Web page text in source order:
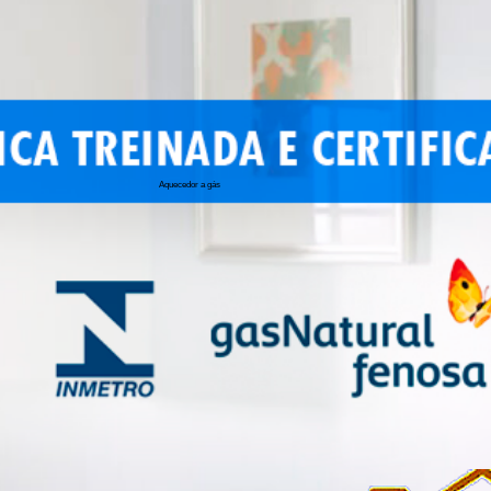
conserto de
conserto de
conserto
conserto de
conserto
conserto de
manutenção
conserto de
Aquecedor a gás